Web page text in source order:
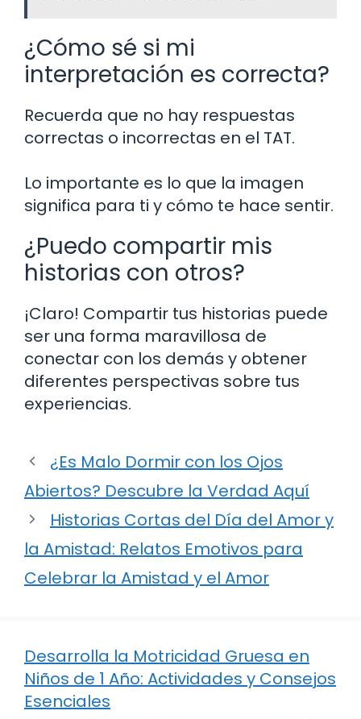
¿Cómo sé si mi
interpretación es correcta?
Recuerda que no hay respuestas
correctas o incorrectas en el TAT.
Lo importante es lo que la imagen
significa para ti y cómo te hace sentir.
¿Puedo compartir mis
historias con otros?
¡Claro! Compartir tus historias puede
ser una forma maravillosa de
conectar con los demás y obtener
diferentes perspectivas sobre tus
experiencias.
¿Es Malo Dormir con los Ojos
Abiertos? Descubre la Verdad Aquí
Historias Cortas del Día del Amor y
la Amistad: Relatos Emotivos para
Celebrar la Amistad y el Amor
Desarrolla la Motricidad Gruesa en
Niños de 1 Año: Actividades y Consejos
Esenciales